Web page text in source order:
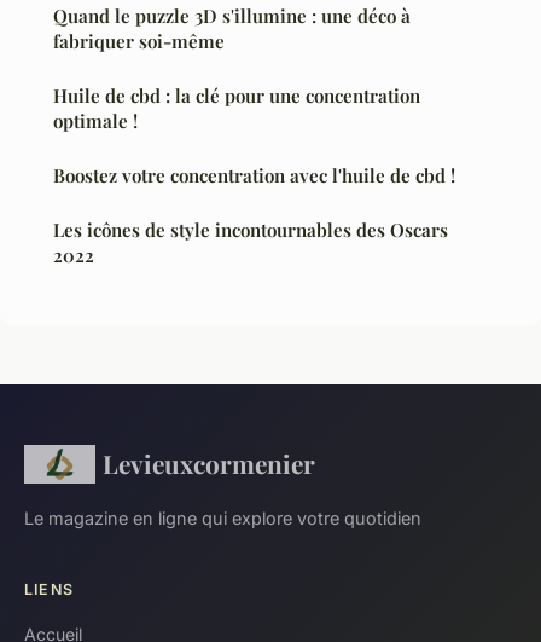
Quand le puzzle 3D s'illumine : une déco à
fabriquer soi-même
Huile de cbd : la clé pour une concentration
optimale !
Boostez votre concentration avec l'huile de cbd !
Les icônes de style incontournables des Oscars
2022
Levieuxcormenier
Le magazine en ligne qui explore votre quotidien
LIENS
Accueil